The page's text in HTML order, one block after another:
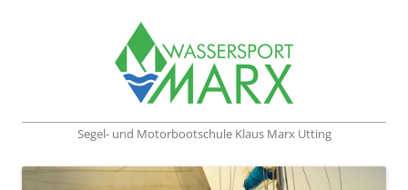
Segel- und Motorbootschule Klaus Marx Utting